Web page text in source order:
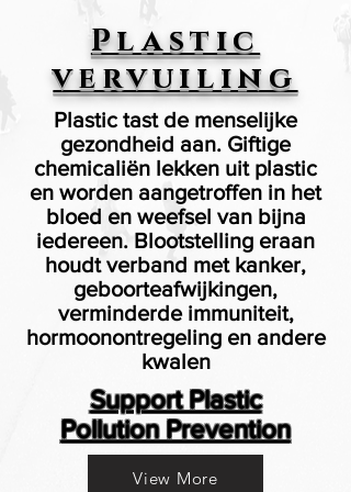
Plastic
vervuiling
Plastic tast de menselijke
gezondheid aan. Giftige
chemicaliën lekken uit plastic
en worden aangetroffen in het
bloed en weefsel van bijna
iedereen. Blootstelling eraan
houdt verband met kanker,
geboorteafwijkingen,
verminderde immuniteit,
hormoonontregeling en andere
kwalen
Support Plastic
Pollution Prevention
View More